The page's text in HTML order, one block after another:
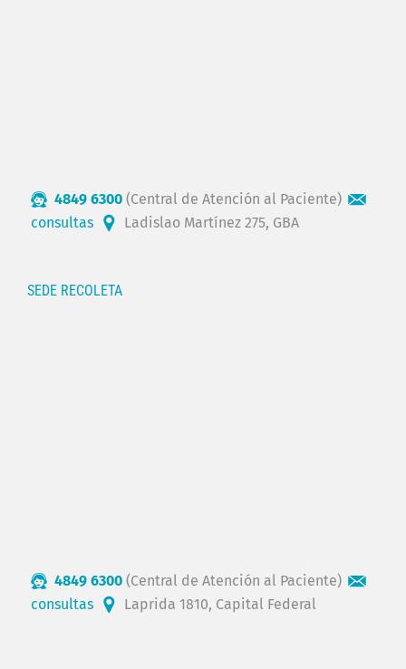
4849 6300 (Central de Atención al Paciente)
consultas
Ladislao Martínez 275, GBA
SEDE RECOLETA
4849 6300 (Central de Atención al Paciente)
consultas
Laprida 1810, Capital Federal